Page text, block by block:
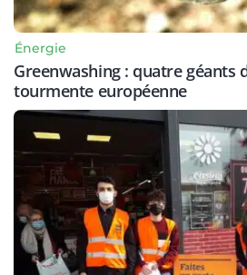
Énergie
Greenwashing : quatre géants
tourmente européenne